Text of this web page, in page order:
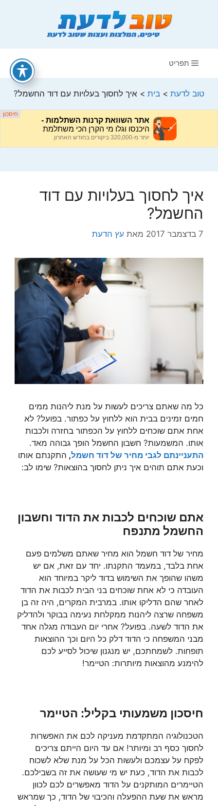
תפריט
טוב לדעת > בית > איך לחסוך בעלויות עם דוד החשמל?
איך לחסוך בעלויות עם דוד
החשמל?
7 בדצמבר 2017 מאת עץ הדעת
כל מה שאתם צריכים לעשות על מנת ליהנות ממים
חמים זמינים בבית הוא ללחוץ על כפתור. בפועל? לא
אחת אתם שוכחים ללחוץ על הכפתור בחזרה ולכבות
אותו. המשמעות? חשבון החשמל הופך גבוהה מאד.
התעניינתם לגבי מחיר של דוד חשמל, התקנתם אותו
וכעת אתם תוהים איך ניתן לחסוך בהוצאות? שימו לב:
אתם שוכחים לכבות את הדוד וחשבון
החשמל מתנפח
מחיר של דוד חשמל הוא מחיר שאתם משלמים פעם
אחת בלבד, במעמד התקנתו. יחד עם זאת, אם יש
משהו שהופך את השימוש בדוד ליקר במיוחד הוא
העובדה כי לא אחת שוכחים בני הבית לכבות את הדוד
לאחר שהם הדליקו אותו. במרבית המקרים, היה זה בן
משפחה שרצה ליהנות ממקלחת נעימה בבוקר ולהדליק
את הדוד לשעה. בפועל? אחרי יום העבודה מגלה אחד
מבני המשפחה כי הדוד דלק כל היום וכך ההוצאות
תופחות. לשמחתכם, יש מנגנון שיכול לסייע לכם
להימנע מהוצאות מיותרות: הטיימר!
חיסכון משמעותי בקליל: הטיימר
הטכנולוגיה המתקדמת מעניקה לכם את האפשרות
לחסוך כסף רב ומיותר! אם עד היום הייתם צריכים
לפקח על עצמכם ולעשות הכל על מנת שלא לשכוח
לכבות את הדוד, כעת יש מי שעושה את זה בשבילכם.
הטיימרים המותקנים על הדוד מאפשרים לכם לכוון
מראש את שעת ההפעלה והכיבוי של הדוד, כך שמראש